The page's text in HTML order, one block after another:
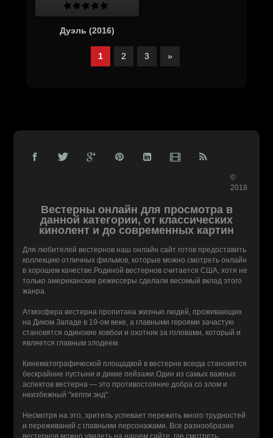
Дуэль (2016)
1 2 3 »
©
2018
Вестерны онлайн для просмотра в
данной категории, от классических
кинолент и до современных картин
Для любителей вестернов наш онлайн сайт готов предоставить
коллекцию отличных фильмов, которые можно смотреть онлайн
в хорошем качестве.Родиной вестернов считается США, хотя не
только американские режиссеры сделали весомый вклад этого
жанра.
Атмосфера вестерна пропитана жизнью людей, проживающих
на Диком Западе в 19-ом веке, а главными героями зачастую
становятся одинокие ковбои и охотник за головами, который и
является главным злодеем.
Кинематографической площадкой в вестерне всегда становятся
бескрайние пустыни и дикие пейзажи.Один из самых важных
аспектов вестерна — это противостояние добра со злом и
неизбежный "хеппи энд".
Несмотря на это, зритель успевает пережить много трудностей
и переживаний с главными персонажами. Все разнообразие
вестернов можно увидеть на нашем сайте, где смотреть